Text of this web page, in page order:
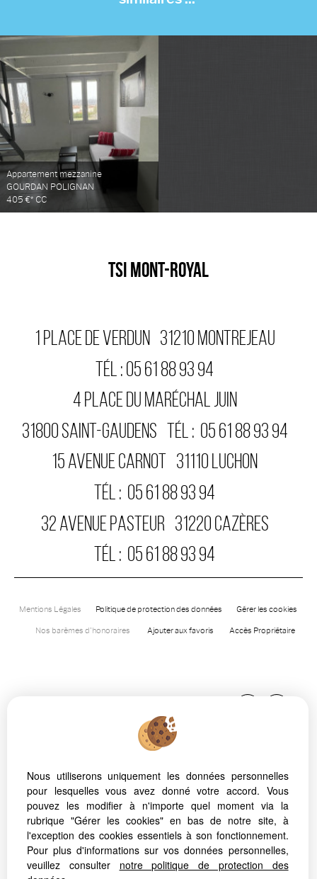
Appartement mezzanine
GOURDAN POLIGNAN
405 €* CC
TSI MONT-ROYAL
1 PLACE DE VERDUN 31210 MONTREJEAU
TÉL :05 61 88 93 94
4 PLACE DU MARÉCHAL JUIN
31800SAINT-GAUDENS TÉL : 05 61 88 93 94
15 AVENUE CARNOT 31110 LUCHON
TÉL : 05 61 88 93 94
32 AVENUE PASTEUR 31220CAZÈRES
TÉL : 05 61 88 93 94
Mentions Légales Politique de protection des données Gérer les cookies
Nos barèmes d'honoraires Ajouter aux favoris Accès Propriétaire
Afin de vous offrir un confort de lecture permanent, depuis
votre PC, votre tablette ou votre smartphone, notre site
s’adapte automatiquement aux différents types d'écrans
Nous utiliserons uniquement les données personnelles
pour lesquelles vous avez donné votre accord. Vous
pouvez les modifier à n'importe quel moment via la
rubrique "Gérer les cookies" en bas de notre site, à
l'exception des cookies essentiels à son fonctionnement.
Pour plus d'informations sur vos données personnelles,
veuillez consulter notre politique de protection des